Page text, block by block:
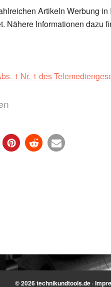
Artikeln Werbung
Nähere Informationen dazu
1 Nr. 1 des
© 2026technikundtools.de ·